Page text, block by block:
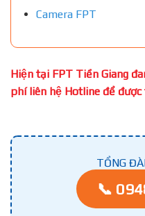
Camera FPT
Hiện tại FPT Tiền Giang
phí liên hệ Hotline để được
TỔNG
📞